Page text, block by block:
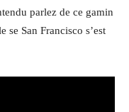
parlez de ce gamin
se San Francisco s’est